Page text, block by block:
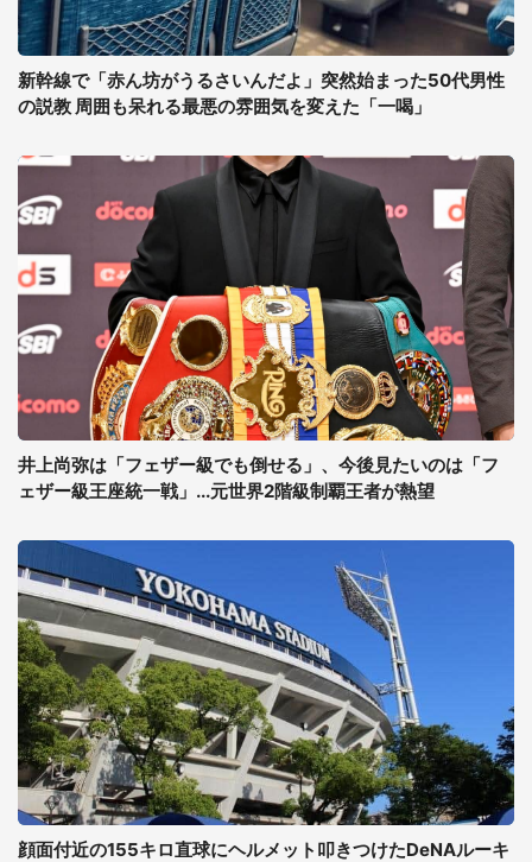
新幹線で「赤ん坊がうるさいんだよ」突然始まった50代男性
の説教 周囲も呆れる最悪の雰囲気を変えた「一喝」
井上尚弥は「フェザー級でも倒せる」、今後見たいのは「フ
ェザー級王座統一戦」...元世界2階級制覇王者が熱望
顔面付近の155キロ直球にヘルメット叩きつけたDeNAルーキ